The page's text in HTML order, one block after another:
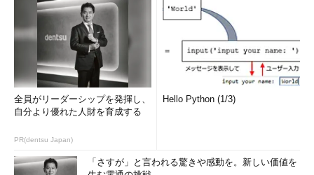
全員がリーダーシップを発揮し、
自分より優れた人財を育成する
PR(dentsu Japan)
Hello Python (1/3)
「さすが」と言われる驚きや感動を。新しい価値を